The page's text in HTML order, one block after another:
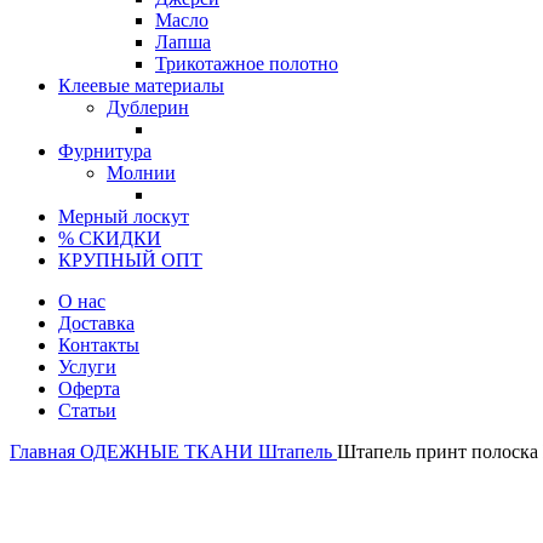
Масло
Лапша
Трикотажное полотно
Клеевые материалы
Дублерин
Фурнитура
Молнии
Мерный лоскут
% СКИДКИ
КРУПНЫЙ ОПТ
О нас
Доставка
Контакты
Услуги
Оферта
Статьи
Главная ОДЕЖНЫЕ ТКАНИ Штапель Штапель принт